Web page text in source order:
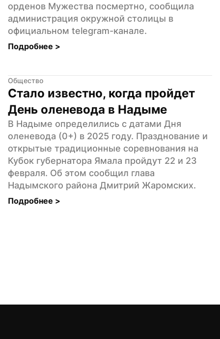
орденов Мужества посмертно, сообщила
администрация окружной столицы в
официальном telegram-канале.
Подробнее >
Общество
Стало известно, когда пройдет
День оленевода в Надыме
В Надыме определились с датами Дня
оленевода (0+) в 2025 году. Празднование и
открытые традиционные соревнования на
Кубок губернатора Ямала пройдут 22 и 23
февраля. Об этом сообщил глава
Надымского района Дмитрий Жаромских.
Подробнее >